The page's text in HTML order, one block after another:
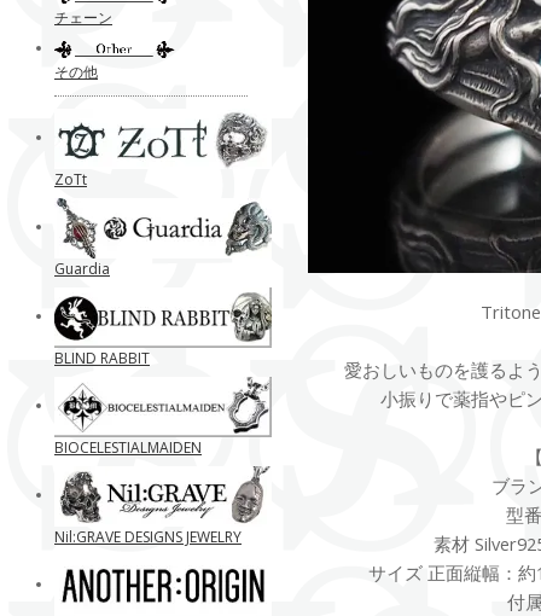
愛おしいものを護るよ
小振りで薬指やピ
ブラ
型
素材
サイズ 正面縦幅：
付
チェーン
その他
ZoTt
Guardia
BLIND RABBIT
BIOCELESTIALMAIDEN
Nil:GRAVE DESIGNS JEWELRY